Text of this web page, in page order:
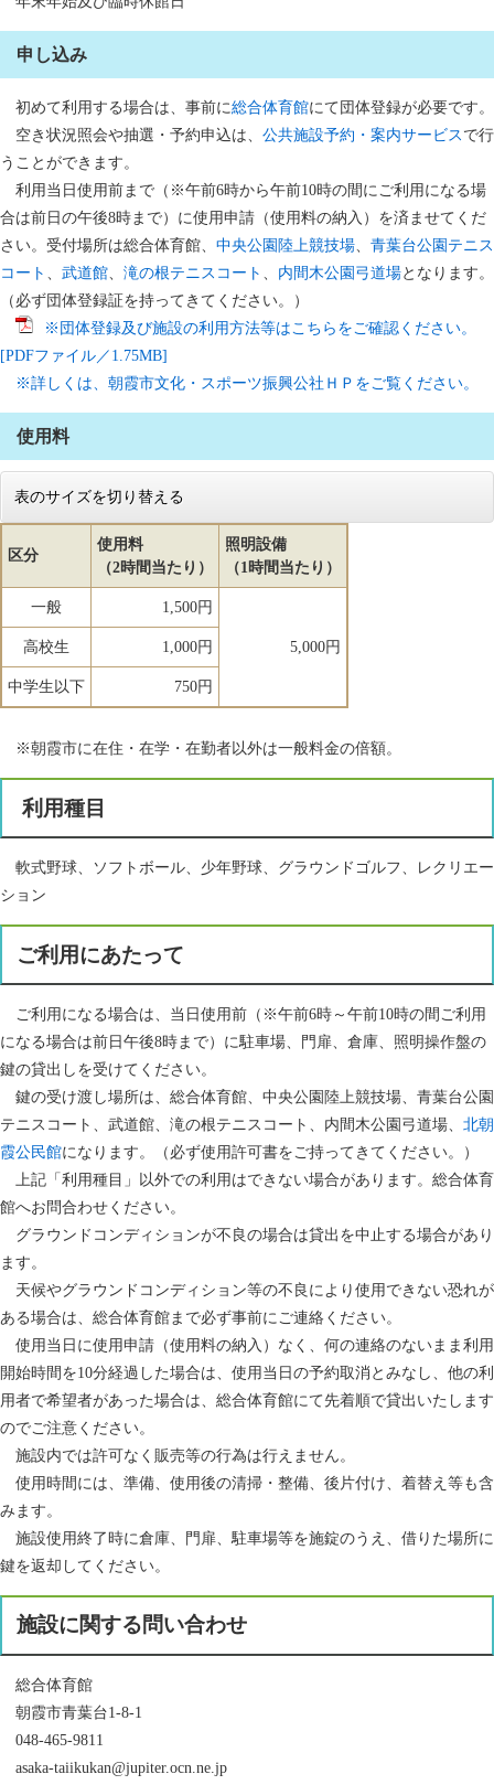
申し込み
初めて利用する場合は、事前に総合体育館にて団体登録が必要です。
空き状況照会や抽選・予約申込は、 公共施設予約・案内サービス で行
うことができます。
利用当日使用前まで（※午前6時から午前10時の間にご利用になる場
合は前日の午後8時まで）に使用申請（使用料の納入）を済ませてくだ
さい。受付場所は総合体育館、 中央公園陸上競技場、 青葉台公園テニス
コート 、 武道館、 滝の根テニスコート 、 内間木公園弓道場となります。
（必ず団体登録証を持ってきてください。）
※団体登録及び施設の利用方法等はこちらをご確認ください。
[PDFファイル／1.75MB]
※詳しくは、朝霞市文化・スポーツ振興公社ＨＰをご覧ください。
使用料
表のサイズを切り替える
区分
使用料
（2時間当たり）
照明設備
（1時間当たり）
一般 1,500円
5,000円
高校生 1,000円
中学生以下 750円
※朝霞市に在住・在学・在勤者以外は一般料金の倍額。
利用種目
軟式野球、ソフトボール、少年野球、グラウンドゴルフ、レクリエー
ション
ご利用にあたって
ご利用になる場合は、当日使用前（※午前6時～午前10時の間ご利用
になる場合は前日午後8時まで）に駐車場、門扉、倉庫、照明操作盤の
鍵の貸出しを受けてください。
鍵の受け渡し場所は、総合体育館、中央公園陸上競技場、青葉台公園
テニスコート、武道館、滝の根テニスコート、内間木公園弓道場、 北朝
霞公民館になります。（必ず使用許可書をご持ってきてください。）
上記「利用種目」以外での利用はできない場合があります。総合体育
館へお問合わせください。
グラウンドコンディションが不良の場合は貸出を中止する場合があり
ます。
天候やグラウンドコンディション等の不良により使用できない恐れが
ある場合は、総合体育館まで必ず事前にご連絡ください。
使用当日に使用申請（使用料の納入）なく、何の連絡のないまま利用
開始時間を10分経過した場合は、使用当日の予約取消とみなし、他の利
用者で希望者があった場合は、総合体育館にて先着順で貸出いたします
のでご注意ください。
施設内では許可なく販売等の行為は行えません。
使用時間には、準備、使用後の清掃・整備、後片付け、着替え等も含
みます。
施設使用終了時に倉庫、門扉、駐車場等を施錠のうえ、借りた場所に
鍵を返却してください。
施設に関する問い合わせ
総合体育館
朝霞市青葉台1-8-1
048-465-9811
asaka-taiikukan@jupiter.ocn.ne.jp